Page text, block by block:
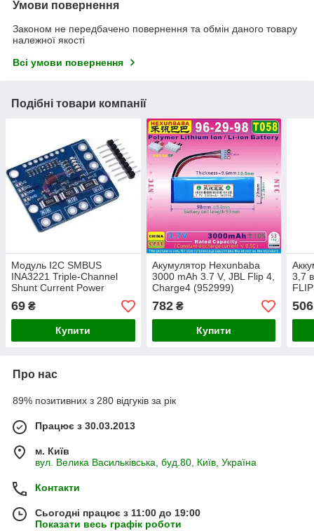
Умови повернення
Законом не передбачено повернення та обмін даного товару
належної якості
Всі умови повернення
Подібні товари компанії
Модуль I2C SMBUS
INA3221 Triple-Channel
Shunt Current Power
Supply Voltage Monitor
Sensor Board Module
Replace
69 ₴
Купити
Акумулятор Hexunbaba
3000 mAh 3.7 V, JBL Flip 4,
Charge4 (952999)
782₴
Купити
3,7
506
Про нас
89% позитивних з 280 відгуків за рік
Працює з 30.03.2013
м. Київ
вул. Велика Васильківська, буд.80, Київ, Україна
Контакти
Сьогодні працює з 11:00 до 19:00
Показати весь графік роботи